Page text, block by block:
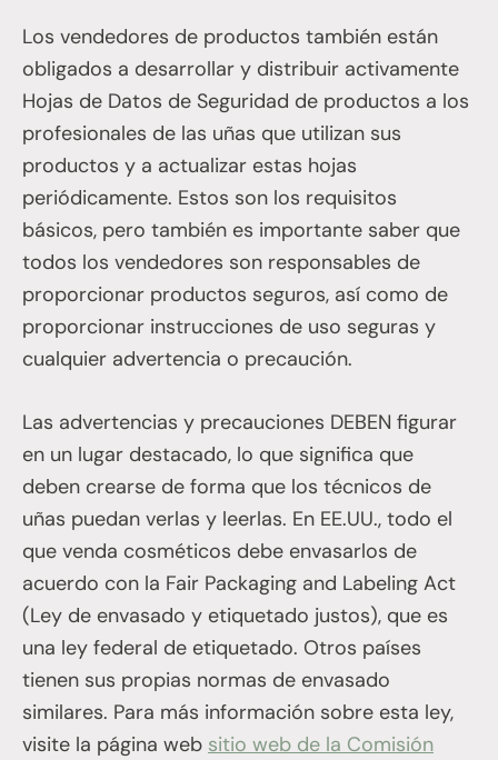
Los vendedores de productos también están
obligados a desarrollar y distribuir activamente
Hojas de Datos de Seguridad de productos a los
profesionales de las uñas que utilizan sus
productos y a actualizar estas hojas
periódicamente. Estos son los requisitos
básicos, pero también es importante saber que
todos los vendedores son responsables de
proporcionar productos seguros, así como de
proporcionar instrucciones de uso seguras y
cualquier advertencia o precaución.
Las advertencias y precauciones DEBEN figurar
en un lugar destacado, lo que significa que
deben crearse de forma que los técnicos de
uñas puedan verlas y leerlas. En EE.UU., todo el
que venda cosméticos debe envasarlos de
acuerdo con la Fair Packaging and Labeling Act
(Ley de envasado y etiquetado justos), que es
una ley federal de etiquetado. Otros países
tienen sus propias normas de envasado
similares. Para más información sobre esta ley,
visite la página web sitio web de la Comisión